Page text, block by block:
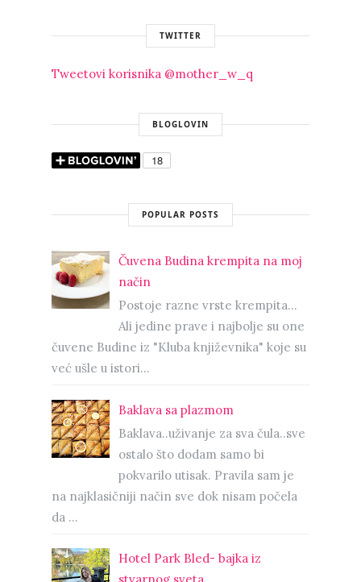
TWITTER
Tweetovi korisnika @mother_w_q
BLOGLOVIN
POPULAR POSTS
Čuvena Budina krempita na moj
način
Postoje razne vrste krempita...
Ali jedine prave i najbolje su one
čuvene Budine iz "Kluba književnika" koje su
već ušle u istori...
Baklava sa plazmom
Baklava..uživanje za sva čula..sve
ostalo što dodam samo bi
pokvarilo utisak. Pravila sam je
na najklasičniji način sve dok nisam počela
da ...
Hotel Park Bled- bajka iz